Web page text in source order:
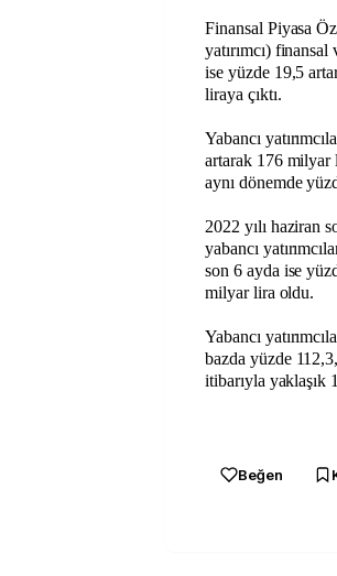
Finansal Piyasa
yatırımcı)
ise yüzde 19,5
liraya çıktı.
Yabancı
artarak 176 milyar
aynı dönemde
2022 yılı haziran
yabancı
son 6 ayda ise
milyar lira oldu.
Yabancı
bazda yüzde
itibarıyla
Beğen